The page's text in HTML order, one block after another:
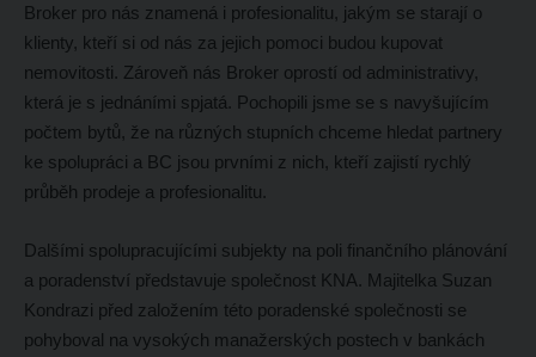
Broker pro nás znamená i profesionalitu, jakým se starají o
klienty, kteří si od nás za jejich pomoci budou kupovat
nemovitosti. Zároveň nás Broker oprostí od administrativy,
která je s jednáními spjatá. Pochopili jsme se s navyšujícím
počtem bytů, že na různých stupních chceme hledat partnery
ke spolupráci a BC jsou prvními z nich, kteří zajistí rychlý
průběh prodeje a profesionalitu.
Dalšími spolupracujícími subjekty na poli finančního plánování
a poradenství představuje společnost KNA. Majitelka Suzan
Kondrazi před založením této poradenské společnosti se
pohyboval na vysokých manažerských postech v bankách